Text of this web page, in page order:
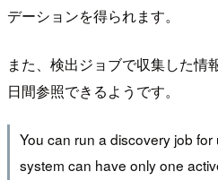
デーションを得られます。
また、検出ジョブで収集した情
日間参照できるようです。
You can run a discovery job
system can have only one